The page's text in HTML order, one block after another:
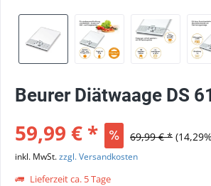
Beurer Diätwaage DS
59,99 € * 69,99 € *
inkl. MwSt.zzgl. Versandkosten
Lieferzeit ca. 5 Tage